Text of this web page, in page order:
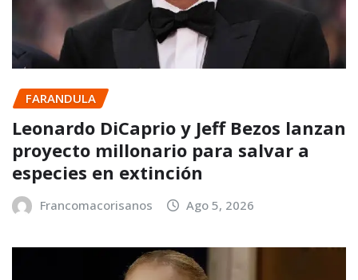
FARANDULA
Leonardo DiCaprio y Jeff Bezos lanzan
proyecto millonario para salvar a
especies en extinción
Francomacorisanos Ago 5, 2026